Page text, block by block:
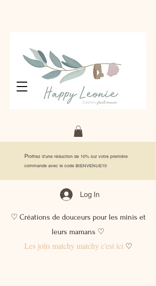
Profitez d'une réduction de 10% sur votre première
commande avec le code BIENVENUE10
Log In
♡ Créations de douceurs pour les minis et
leurs mamans ♡
Les jolis matchy matchy c'est ici♡